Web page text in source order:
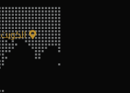
الكويت